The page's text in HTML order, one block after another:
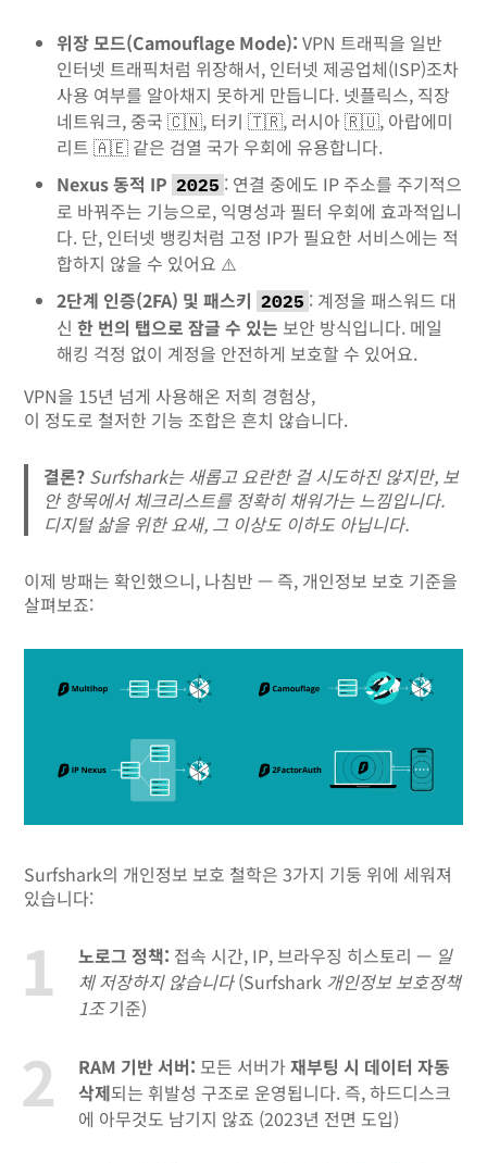
위장 모드(Camouflage Mode): VPN 트래픽을 일반
인터넷 트래픽처럼 위장해서, 인터넷 제공업체(ISP)조차
사용 여부를 알아채지 못하게 만듭니다. 넷플릭스, 직장
네트워크, 중국 🇨🇳, 터키 🇹🇷, 러시아 🇷🇺, 아랍에미
리트 🇦🇪 같은 검열 국가 우회에 유용합니다.
Nexus 동적 IP 2025 : 연결 중에도 IP 주소를 주기적으
로 바꿔주는 기능으로, 익명성과 필터 우회에 효과적입니
다. 단, 인터넷 뱅킹처럼 고정 IP가 필요한 서비스에는 적
합하지 않을 수 있어요 ⚠️
2단계 인증(2FA) 및 패스키 2025 : 계정을 패스워드 대
신한 번의 탭으로 잠글 수 있는 보안 방식입니다. 메일
해킹 걱정 없이 계정을 안전하게 보호할 수 있어요.
VPN을 15년 넘게 사용해온 저희 경험상,
이 정도로 철저한 기능 조합은 흔치 않습니다.
결론? Surfshark는 새롭고 요란한 걸 시도하진 않지만, 보
안 항목에서 체크리스트를 정확히채워가는 느낌입니다.
디지털 삶을 위한 요새, 그 이상도 이하도 아닙니다.
이제 방패는 확인했으니, 나침반 — 즉, 개인정보 보호 기준을
살펴보죠:
Surfshark의 개인정보 보호 철학은 3가지 기둥 위에 세워져
있습니다:
노로그 정책: 접속 시간, IP, 브라우징 히스토리 — 일
체 저장하지 않습니다(Surfshark 개인정보 보호정책
1조기준)
RAM 기반 서버: 모든 서버가재부팅 시 데이터 자동
삭제되는 휘발성 구조로 운영됩니다. 즉, 하드디스크
에 아무것도 남기지 않죠 (2023년 전면 도입)